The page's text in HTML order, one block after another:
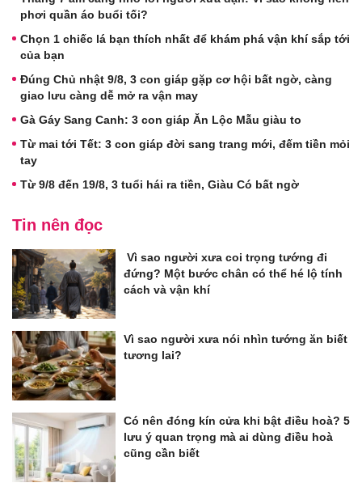
phơi quần áo buổi tối?
Chọn 1 chiếc lá bạn thích nhất để khám phá vận khí sắp tới
của bạn
Đúng Chủ nhật 9/8, 3 con giáp gặp cơ hội bất ngờ, càng
giao lưu càng dễ mở ra vận may
Gà Gáy Sang Canh: 3 con giáp Ăn Lộc Mẫu giàu to
Từ mai tới Tết: 3 con giáp đời sang trang mới, đếm tiền mỏi
tay
Từ 9/8 đến 19/8, 3 tuổi hái ra tiền, Giàu Có bất ngờ
Tin nên đọc
Vì sao người xưa coi trọng tướng đi
đứng? Một bước chân có thể hé lộ tính
cách và vận khí
Vì sao người xưa nói nhìn tướng ăn biết
tương lai?
Có nên đóng kín cửa khi bật điều hoà? 5
lưu ý quan trọng mà ai dùng điều hoà
cũng cần biết